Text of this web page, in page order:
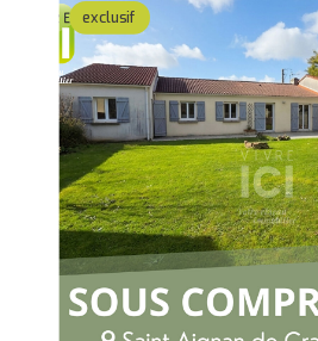
exclusif